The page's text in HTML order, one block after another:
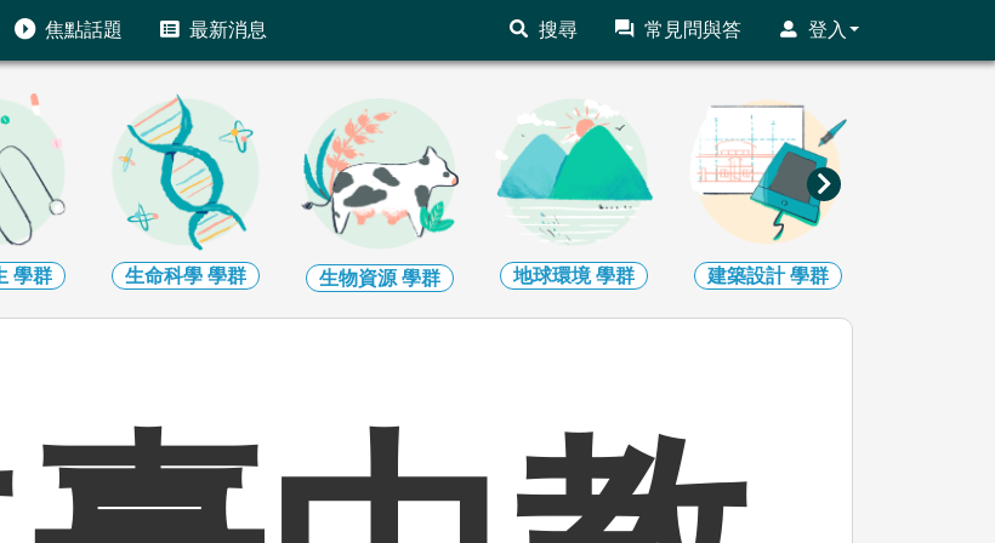
焦點話題 最新消息 搜尋 常見問與答 登入
學群 生命科學 學群 生物資源學群 地球環境學群 建築設計學群